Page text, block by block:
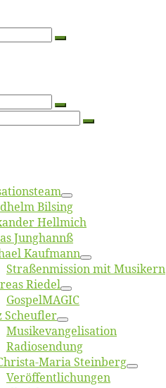
Suche
Suche
Suche
Bilsing
Hellmich
Junghannß
Kaufmann
Straßenmis­sion mit Musikern
Riedel
Gos­pel­MA­GIC
Scheuf­ler
Musikevan­ge­li­sa­tion
Ra­dio­sen­dung
Ma­ria Steinberg
Ver­öf­fent­li­chun­gen